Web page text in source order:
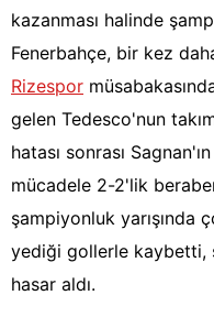
kazanması halinde
Fenerbahçe, bir kez
Rizespor
gelen Tedesco'nun
hatası sonrası
mücadele 2-2'lik
şampiyonluk yarışında
yediği gollerle kaybetti,
hasar aldı.